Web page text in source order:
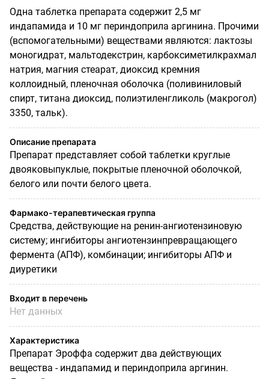
Одна таблетка препарата содержит 2,5 мг
индапамида и 10 мг периндоприла аргинина. Прочими
(вспомогательными) веществами являются: лактозы
моногидрат, мальтодекстрин, карбоксиметилкрахмал
натрия, магния стеарат, диоксид кремния
коллоидный, пленочная оболочка (поливиниловый
спирт, титана диоксид, полиэтиленгликоль (макрогол)
3350, тальк).
Описание препарата
Препарат представляет собой таблетки круглые
двояковыпуклые, покрытые пленочной оболочкой,
белого или почти белого цвета.
Фармако-терапевтическая группа
Средства, действующие на ренин-ангиотензиновую
систему; ингибиторы ангиотензинпревращающего
фермента (АПФ), комбинации; ингибиторы АПФ и
диуретики
Входит в перечень
Нет данных
Характеристика
Препарат Эроффа содержит два действующих
вещества - индапамид и периндоприла аргинин.